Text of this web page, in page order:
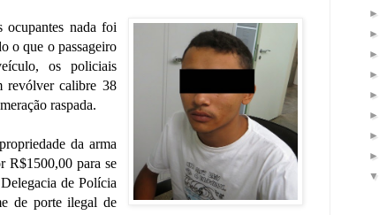
nada foi
o que o passageiro
os policiais
revólver calibre 38
raspada.
da arma
R$1500,00 para se
de Polícia
de porte ilegal de